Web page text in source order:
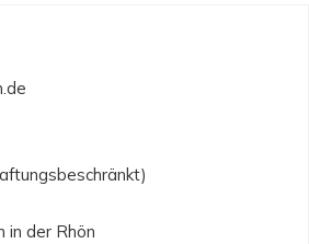
in der Rhön